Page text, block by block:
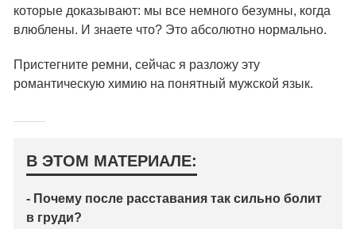
которые доказывают: мы все немного безумны, когда
влюблены. И знаете что? Это абсолютно нормально.
Пристегните ремни, сейчас я разложу эту
романтическую химию на понятный мужской язык.
В ЭТОМ МАТЕРИАЛЕ:
- Почему после расставания так сильно болит
в груди?